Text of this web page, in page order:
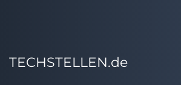
TECHSTELLEN.de